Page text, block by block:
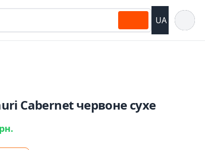
UA
Cabernet червоне сухе